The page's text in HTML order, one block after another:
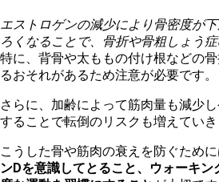
エストロゲンの減少により骨密度が
ろくなることで、骨折や骨粗しょう
特に、背骨や太ももの付け根などの
るおそれがあるため注意が必要です。
さらに、加齢によって筋肉量も減少
することで転倒のリスクも増えていき
こうした骨や筋肉の衰えを防ぐため
ンDを意識してとること、ウォーキ